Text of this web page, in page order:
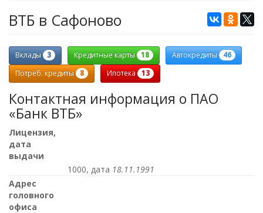
ВТБ в Сафоново
Вклады 3 Кредитные карты 18 Автокредиты 46
Потреб. кредиты 8 Ипотека 13
Контактная информация о ПАО
«Банк ВТБ»
Лицензия,
дата
выдачи
1000, дата 18.11.1991
Адрес
головного
офиса